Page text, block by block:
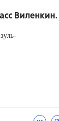
Виленкин.